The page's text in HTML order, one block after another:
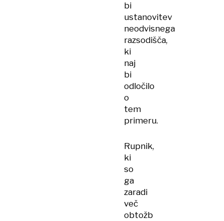
bi
ustanovitev
neodvisnega
razsodišča,
ki
naj
bi
odločilo
o
tem
primeru.
Rupnik,
ki
so
ga
zaradi
več
obtožb